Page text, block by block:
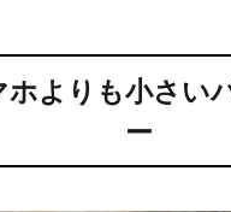
ホよりも小さい
ー